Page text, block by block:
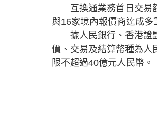
互換通業務首日交易額
與16家境內報價商達成多
據人民銀行、香港證監
價、交易及結算幣種為人
限不超過40億元人民幣。